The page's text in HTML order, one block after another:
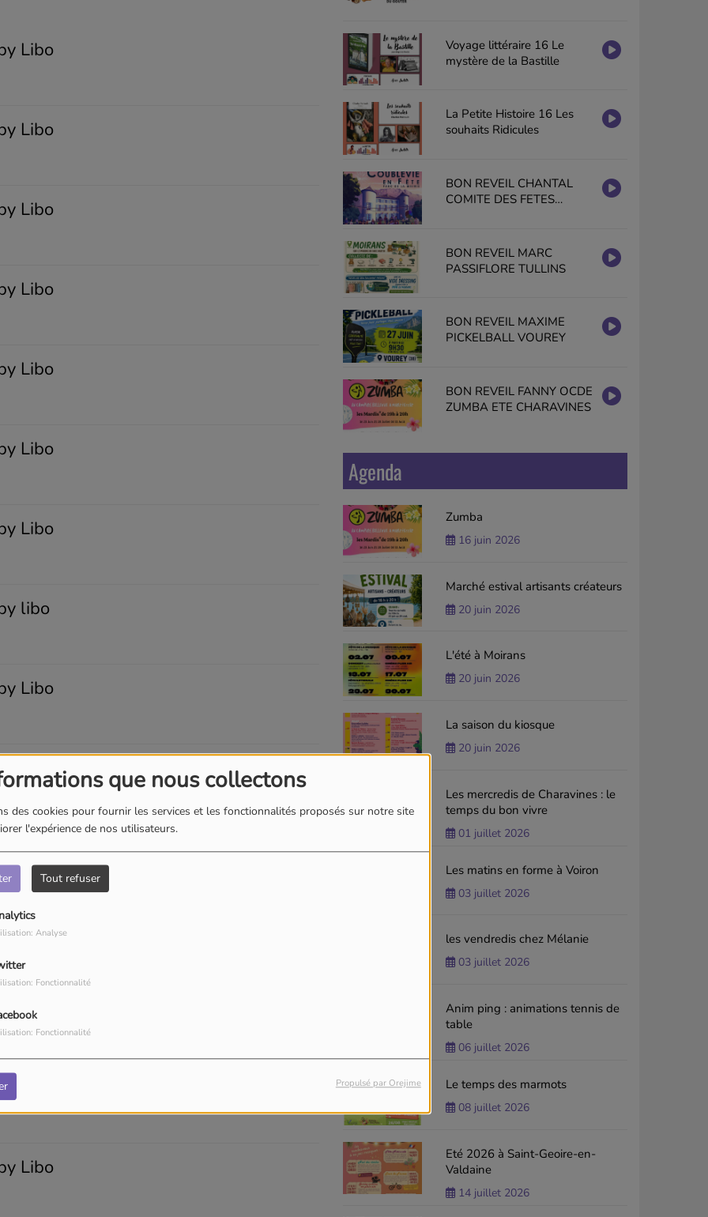
que nous collectons
des cookies pour fournir les services et les fonctionnalités proposés sur notre site
l'expérience de nos utilisateurs.
Tout refuser
Analyse
Fonctionnalité
Fonctionnalité
Propulsé par Orejime
Libo
Libo
Libo
Libo
Libo
Libo
Libo
libo
Libo
Libo
Libo
Mix by Libo
Libo
Libo
Voyage littéraire 16 Le
mystère de la Bastille
La Petite Histoire 16 Les
souhaits Ridicules
BON REVEIL CHANTAL
COMITE DES FETES
BON REVEIL MARC
PASSIFLORE TULLINS
BON REVEIL MAXIME
PICKELBALL VOUREY
BON REVEIL FANNY OCDE
ZUMBA ETE CHARAVINES
Agenda
Zumba
16 juin 2026
Marché estival artisants créateurs
20 juin 2026
L'été à Moirans
20 juin 2026
La saison du kiosque
20 juin 2026
Les mercredis de Charavines : le
temps du bon vivre
01 juillet 2026
Les matins en forme à Voiron
03 juillet 2026
les vendredis chez Mélanie
03 juillet 2026
Anim ping : animations tennis de
table
06 juillet 2026
Le temps des marmots
08 juillet 2026
Eté 2026 à Saint-Geoire-en-
Valdaine
14 juillet 2026